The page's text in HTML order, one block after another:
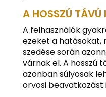
A HOSSZÚ TÁVÚ
A felhasználók
ezeket a hatásokat,
szedése során
várnak el. A hosszú
azonban súlyosak
orvosi beavatkozást